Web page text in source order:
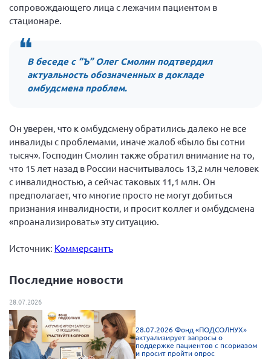
сопровождающего лица с лежачим пациентом в
стационаре.
В беседе с “Ъ” Олег Смолин подтвердил
актуальность обозначенных в докладе
омбудсмена проблем.
Он уверен, что к омбудсмену обратились далеко не все
инвалиды с проблемами, иначе жалоб «было бы сотни
тысяч». Господин Смолин также обратил внимание на то,
что 15 лет назад в России насчитывалось 13,2 млн человек
с инвалидностью, а сейчас таковых 11,1 млн. Он
предполагает, что многие просто не могут добиться
признания инвалидности, и просит коллег и омбудсмена
«проанализировать» эту ситуацию.
Источник: Коммерсантъ
Последние новости
28.07.2026
28.07.2026 Фонд «ПОДСОЛНУХ»
актуализирует запросы о
поддержке пациентов с псориазом
и просит пройти опрос